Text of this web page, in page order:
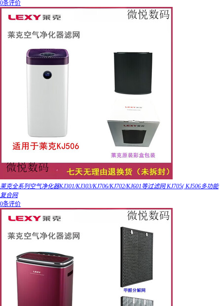
0条评价
莱克全系列空气净化器KJ301/KJ303/KJ706/KJ702/KJ601等过滤网 KJ705( KJ506多功能
复合网
0条评价